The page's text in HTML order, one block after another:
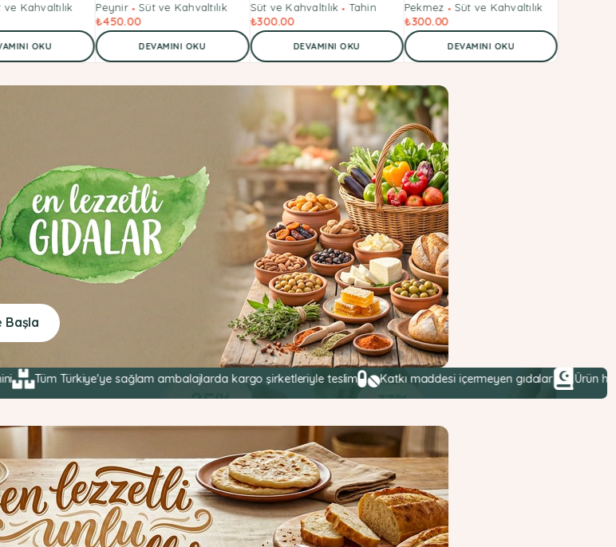
ve Kahvaltılık
OKU
Peynir Süt ve Kahvaltılık
₺450.00
DEVAMINI OKU
Süt ve Kahvaltılık Tahin
₺300.00
DEVAMINI OKU
Pekmez Süt ve Kahvaltılık
₺300.00
DEVAMINI OKU
Başla
Türkiye'ye sağlam ambalajlarda kargo şirketleriyle teslim Katkı maddesi içermeyen gıdalar Ürün helalliği